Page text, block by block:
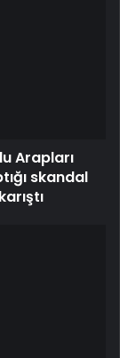
Arapları
skandal